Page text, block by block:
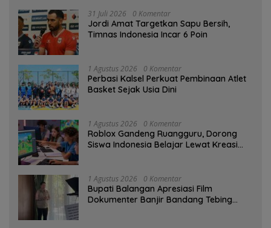
31 Juli 2026 0 Komentar
Jordi Amat Targetkan Sapu Bersih,
Timnas Indonesia Incar 6 Poin
1 Agustus 2026 0 Komentar
Perbasi Kalsel Perkuat Pembinaan Atlet
Basket Sejak Usia Dini
1 Agustus 2026 0 Komentar
Roblox Gandeng Ruangguru, Dorong
Siswa Indonesia Belajar Lewat Kreasi
1 Agustus 2026 0 Komentar
Bupati Balangan Apresiasi Film
Dokumenter Banjir Bandang Tebing